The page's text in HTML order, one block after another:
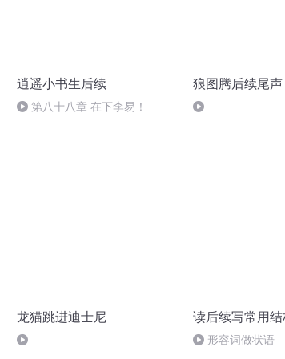
逍遥小书生后续
第八十八章 在下李易！
狼图腾后续尾声
龙猫跳进迪士尼 读后续写常用结
形容词做状语